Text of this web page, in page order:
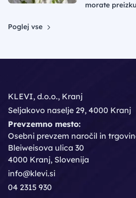
morate
Poglej vse
KLEVI, d.o.o., Kranj
Seljakovo naselje 29, 4000 Kranj
Prevzemno mesto:
Osebni prevzem naročil in
Bleiweisova ulica 30
4000 Kranj, Slovenija
info@klevi.si
04 2315 930